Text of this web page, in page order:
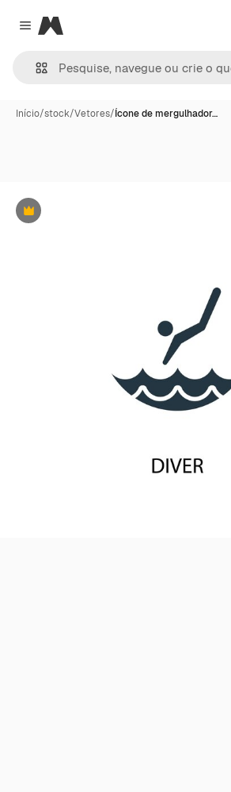
Close menu
Magnific
Início/stock/Vetores/Ícone de mergulhador…
Premium